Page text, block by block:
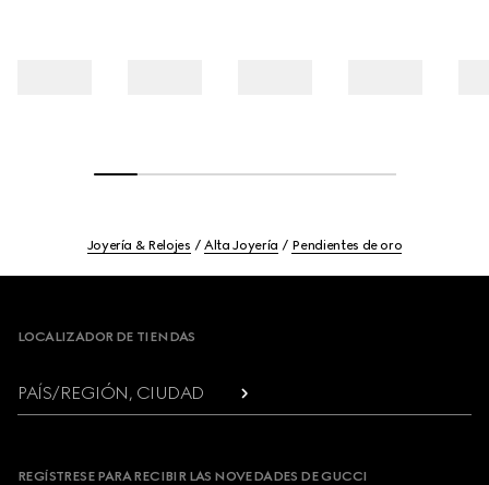
Joyería & Relojes Alta Joyería Pendientes de oro
LOCALIZADOR DE TIENDAS
PAÍS/REGIÓN, CIUDAD
REGÍSTRESE PARA RECIBIR LAS NOVEDADES DE GUCCI